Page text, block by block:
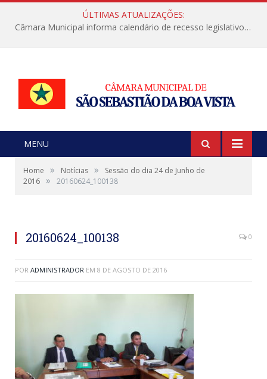
ÚLTIMAS ATUALIZAÇÕES:
Câmara Municipal informa calendário de recesso legislativo de julho
MENU
Home » Notícias »
Sessão do dia 24 de Junho de
2016 » 20160624_100138
20160624_100138 0
POR ADMINISTRADOR EM 8 DE AGOSTO DE 2016